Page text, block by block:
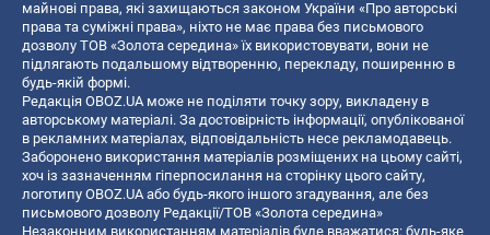
майнові права, які захищаються законом України «Про авторські
права та суміжні права», ніхто не має права без письмового
дозволу ТОВ «Золота середина» їх використовувати, вони не
підлягають подальшому відтворенню, перекладу, поширенню в
будь-якій формі.
Редакція OBOZ.UA може не поділяти точку зору, викладену в
авторському матеріалі. За достовірність інформації, опублікованої
в рекламних матеріалах, відповідальність несе рекламодавець.
Заборонено використання матеріалів розміщених на цьому сайті,
хоч із зазначенням гіперпосилання на сторінку цього сайту,
логотипу OBOZ.UA або будь-якого іншого згадування, але без
письмового дозволу Редакції/ТОВ «Золота середина»
Незаконним використанням матеріалів буде вважатися: будь-яке